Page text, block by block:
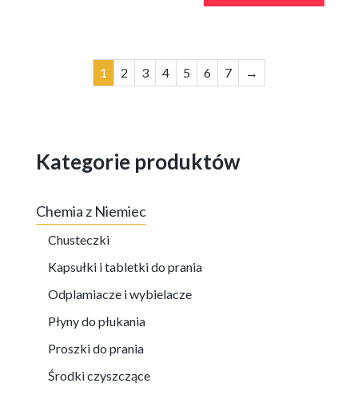
Kategorie produktów
Chemia z Niemiec
Chusteczki
Kapsułki i tabletki do prania
Odplamiacze i wybielacze
Płyny do płukania
Proszki do prania
Środki czyszczące
1 2 3 4 5 6 7 →